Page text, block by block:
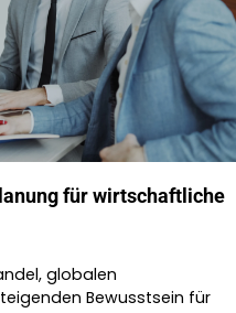
für wirtschaftliche
globalen
Bewusstsein für